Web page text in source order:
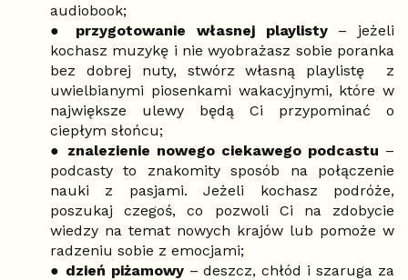
audiobook;
● przygotowanie własnej playlisty – jeżeli
kochasz muzykę i nie wyobrażasz sobie poranka
bez dobrej nuty, stwórz własną playlistę z
uwielbianymi piosenkami wakacyjnymi, które w
największe ulewy będą Ci przypominać o
ciepłym słońcu;
● znalezienie nowego ciekawego podcastu –
podcasty to znakomity sposób na połączenie
nauki z pasjami. Jeżeli kochasz podróże,
poszukaj czegoś, co pozwoli Ci na zdobycie
wiedzy na temat nowych krajów lub pomoże w
radzeniu sobie z emocjami;
● dzień piżamowy – deszcz, chłód i szaruga za